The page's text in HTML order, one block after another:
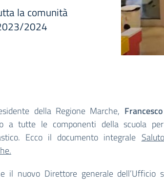
la comunità
2024
della Regione Marche,
a tutte le componenti della scuola
Ecco il documento integrale
il nuovo Direttore generale dell’Ufficio